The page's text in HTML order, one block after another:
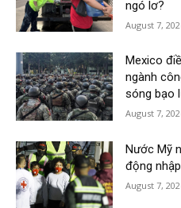
ngó lơ?
August 7,
Mexico
ngành
sóng bạo
August 7,
Nước Mỹ
động
August 7,